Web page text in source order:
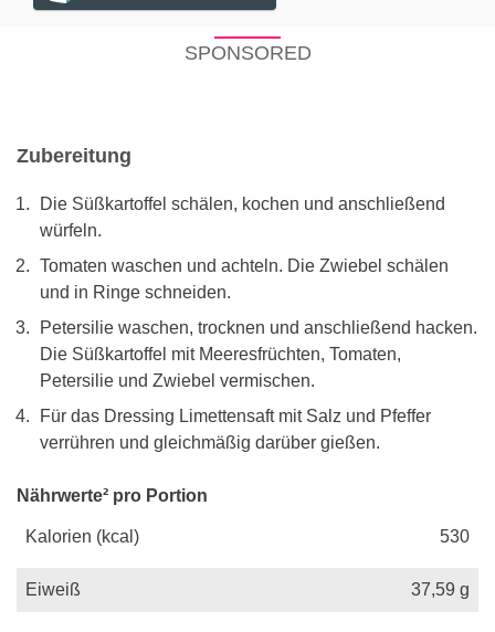
SPONSORED
Zubereitung
Die Süßkartoffel schälen, kochen und anschließend
würfeln.
Tomaten waschen und achteln. Die Zwiebel schälen
und in Ringe schneiden.
Petersilie waschen, trocknen und anschließend hacken.
Die Süßkartoffel mit Meeresfrüchten, Tomaten,
Petersilie und Zwiebel vermischen.
Für das Dressing Limettensaft mit Salz und Pfeffer
verrühren und gleichmäßig darüber gießen.
Nährwerte² pro Portion
Kalorien (kcal) 530
Eiweiß 37,59 g